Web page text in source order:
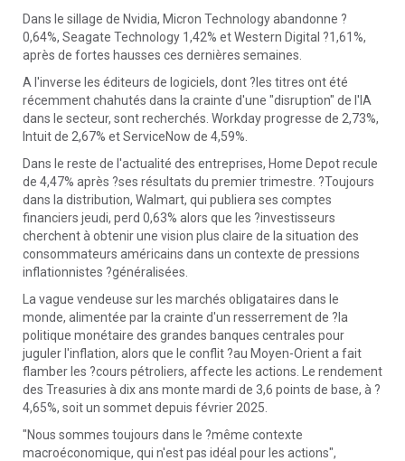
Dans le sillage de Nvidia, Micron Technology abandonne ?
0,64%, Seagate Technology 1,42% et Western Digital ?1,61%,
après de fortes hausses ces dernières semaines.
A l'inverse les éditeurs de logiciels, dont ?les titres ont été
récemment chahutés dans la crainte d'une "disruption" de l'IA
dans le secteur, sont recherchés. Workday progresse de 2,73%,
Intuit de 2,67% et ServiceNow de 4,59%.
Dans le reste de l'actualité des entreprises, Home Depot recule
de 4,47% après ?ses résultats du premier trimestre. ?Toujours
dans la distribution, Walmart, qui publiera ses comptes
financiers jeudi, perd 0,63% alors que les ?investisseurs
cherchent à obtenir une vision plus claire de la situation des
consommateurs américains dans un contexte de pressions
inflationnistes ?généralisées.
La vague vendeuse sur les marchés obligataires dans le
monde, alimentée par la crainte d'un resserrement de ?la
politique monétaire des grandes banques centrales pour
juguler l'inflation, alors que le conflit ?au Moyen-Orient a fait
flamber les ?cours pétroliers, affecte les actions. Le rendement
des Treasuries à dix ans monte mardi de 3,6 points de base, à ?
4,65%, soit un sommet depuis février 2025.
"Nous sommes toujours dans le ?même contexte
macroéconomique, qui n'est pas idéal pour les actions",